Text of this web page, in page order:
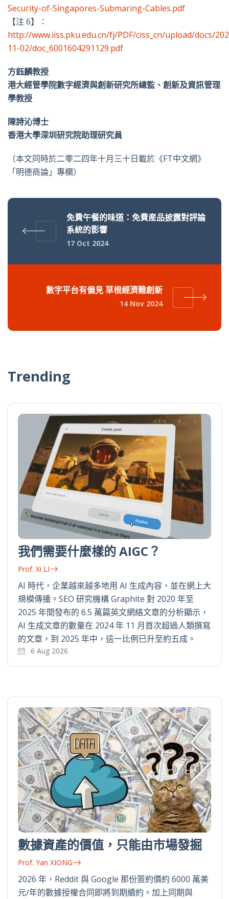
Security-of-Singapores-Submaring-Cables.pdf
【注 6】：
http://www.iiss.pku.edu.cn/fj/PDF/ciss_cn/upload/docs/
11-02/doc_6001604291129.pdf
方鈺麟教授
港大經管學院數字經濟與創新研究所總監、創新及資訊管理
學教授
陳詩沁博士
香港大學深圳研究院助理研究員
（本文同時於二零二四年十月三十日載於《FT中文網》
「明德商論」專欄）
免費午餐的味道：免費産品披露對評論
系統的影響
17 Oct 2024
數字平台有偏見 草根經濟難創新
14 Nov 2024
Trending
我們需要什麼樣的 AIGC？
Prof. Xi LI
AI 時代，企業越來越多地用 AI 生成內容，並在網上大
規模傳播。SEO 研究機構 Graphite 對 2020 年至
2025 年間發布的 6.5 萬篇英文網絡文章的分析顯示，
AI 生成文章的數量在 2024 年 11 月首次超過人類撰寫
的文章，到 2025 年中，這一比例已升至約五成。
6 Aug 2026
數據資產的價值，只能由市場發掘
Prof. Yan XIONG
2026 年，Reddit 與 Google 那份簽約價約 6000 萬美
元/年的數據授權合同即將到期續約。加上同期與